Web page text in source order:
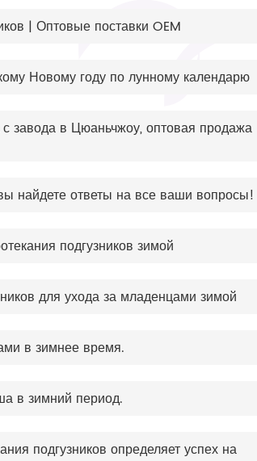
| Оптовые поставки OEM
Новому году по лунному календарю
завода в Цюаньчжоу, оптовая продажа
найдете ответы на все ваши вопросы!
подгузников зимой
для ухода за младенцами зимой
в зимнее время.
в зимний период.
подгузников определяет успех на